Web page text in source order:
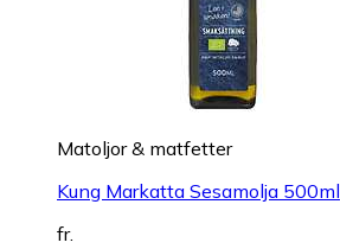
Matoljor & matfetter
Kung Markatta Sesamolja 500ml
fr.